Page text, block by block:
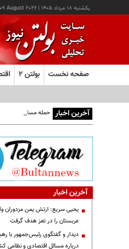
يکشنبه ۱۸ مرداد ۱۴۰۵ |
August 2026
صفحه نخست بولتن ۲
آخرین اخبار حمله مسلحانه به قهوه‌خانه‌ای
آخرین اخبار
یحیی سریع: ارتش یمن مزدوران
عربستان را در تعز هدف گرفت
دیدار و گفتگوی رئیس‌جمهور با
درباره مسائل اقتصادی و نظامی